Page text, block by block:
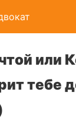
или
тебе